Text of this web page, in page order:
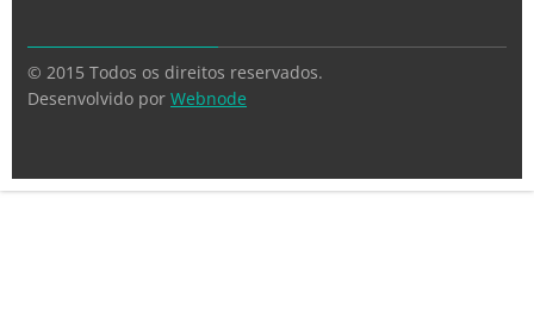
© 2015 Todos os direitos reservados.
Desenvolvido por Webnode